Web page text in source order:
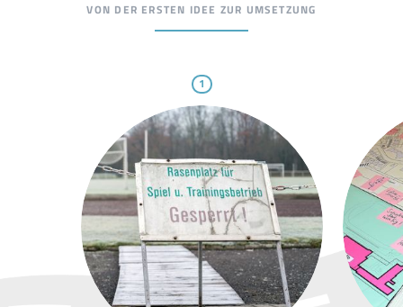
VON DER ERSTEN IDEE ZUR UMSETZUNG
1